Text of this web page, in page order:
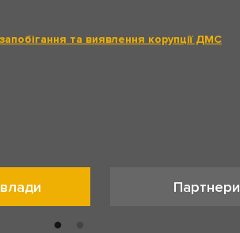
та виявлення корупції ДМС
Партнери